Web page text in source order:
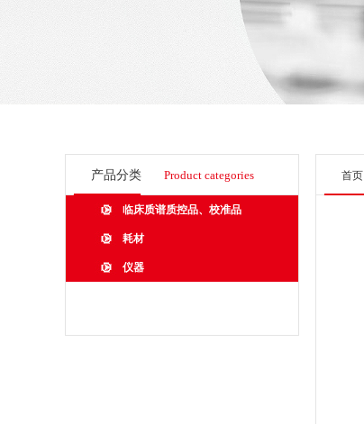
产品分类 Product categories
临床质谱质控品、校准品
耗材
仪器
首页